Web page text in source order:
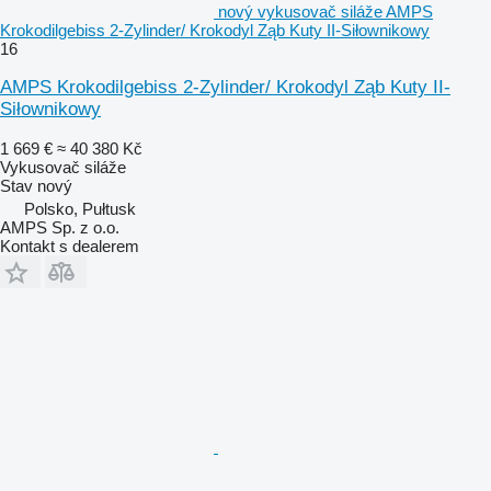
nový vykusovač siláže AMPS
Krokodilgebiss 2-Zylinder/ Krokodyl Ząb Kuty II-Siłownikowy
16
AMPS Krokodilgebiss 2-Zylinder/ Krokodyl Ząb Kuty II-
Siłownikowy
1 669 € ≈ 40 380 Kč
Vykusovač siláže
Stav nový
Polsko, Pułtusk
AMPS Sp. z o.o.
Kontakt s dealerem